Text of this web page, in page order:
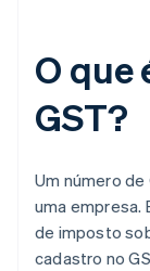
O que
GST?
Um número
uma empresa.
de imposto
cadastro no